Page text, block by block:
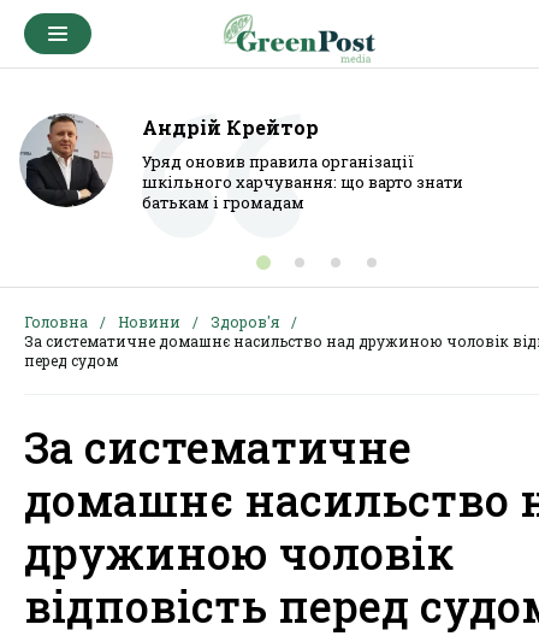
Андрій Крейтор
Уряд оновив правила організації
шкільного харчування: що варто знати
батькам і громадам
Головна Новини
Здоров'я
За систематичне домашнє насильство над дружиною чоловік
перед судом
За систематичне
домашнє насильство
дружиною чоловік
відповість перед